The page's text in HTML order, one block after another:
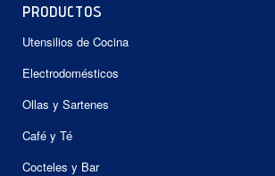
PRODUCTOS
Utensilios de Cocina
Electrodomésticos
Ollas y Sartenes
Café y Té
Cocteles y Bar